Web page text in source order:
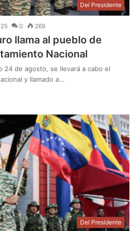
Del Presidente
0 269
llama al pueblo de
Nacional
24 de agosto, se llevará a cabo el
y llamado a…
Del Presidente